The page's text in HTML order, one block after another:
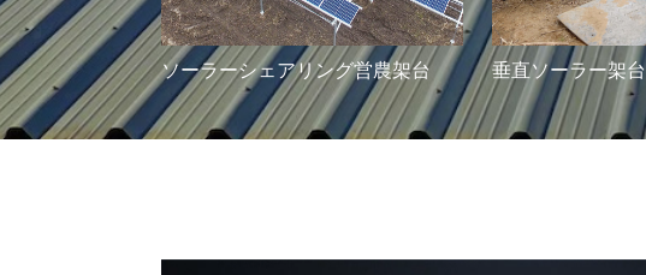
ソーラーシェアリング営農架台 垂直ソーラー架台